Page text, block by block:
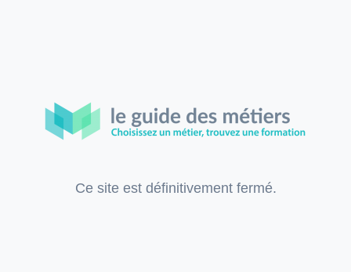
Ce site est définitivement fermé.